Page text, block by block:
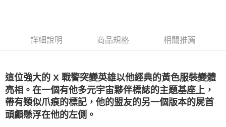
【大哥付你分期使用說明】
1.本服務由台灣大哥大提供，台灣大哥大用戶可立即使用無須另外申請。
2.付款方式選擇「大哥付你分期」，訂單成立後會自動跳轉到大哥付的交易
流程，驗證手機門號後，選擇欲分期的期數、繳款截止日，確認付款後即完
成交易。
3.實際核准額度、可分期數及費用金額請依後續交易確認頁面所載為準。
AFTEE先享後付
相關說明
【關於「AFTEE先享後付」】
AFTEE先享後付是「在收到商品之後才付款」的支付方式。 讓您購物簡單
ATM付款
詳細說明 商品規格 相關推薦
這位強大的 X 戰警突變英雄以他經典的黃色服裝變體
亮相。在一個有他多元宇宙夥伴標誌的主題基座上，
帶有類似爪痕的標記，他的盟友的另一個版本的屍首
頭顱懸浮在他的左側。